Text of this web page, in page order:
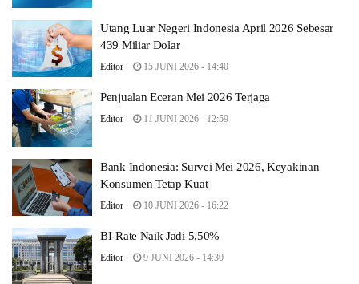
Utang Luar Negeri Indonesia April 2026 Sebesar
439 Miliar Dolar
Editor 15 JUNI 2026 - 14:40
Penjualan Eceran Mei 2026 Terjaga
Editor 11 JUNI 2026 - 12:59
Bank Indonesia: Survei Mei 2026, Keyakinan
Konsumen Tetap Kuat
Editor 10 JUNI 2026 - 16:22
BI-Rate Naik Jadi 5,50%
Editor 9 JUNI 2026 - 14:30